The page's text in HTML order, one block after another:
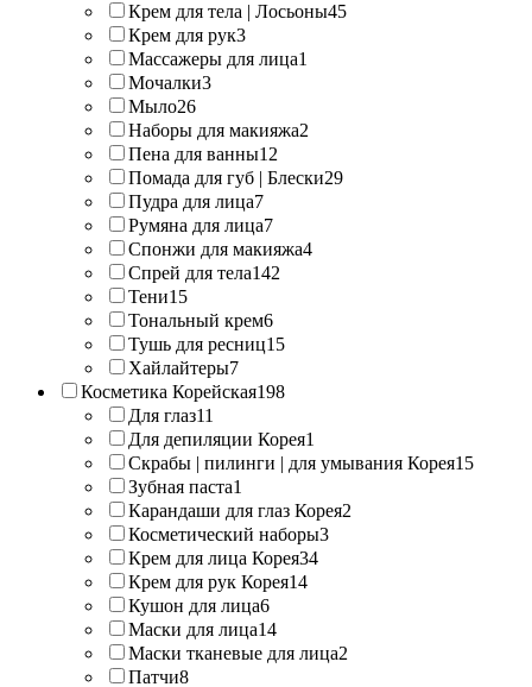
Крем для тела | Лосьоны45
Крем для рук3
Массажеры для лица1
Мочалки3
Мыло26
Наборы для макияжа2
Пена для ванны12
Помада для губ | Блески29
Пудра для лица7
Румяна для лица7
Спонжи для макияжа4
Спрей для тела142
Тени15
Тональный крем6
Тушь для ресниц15
Хайлайтеры7
Косметика Корейская198
Для глаз11
Для депиляции Корея1
Скрабы | пилинги | для умывания Корея15
Зубная паста1
Карандаши для глаз Корея2
Косметический наборы3
Крем для лица Корея34
Крем для рук Корея14
Кушон для лица6
Маски для лица14
Маски тканевые для лица2
Патчи8